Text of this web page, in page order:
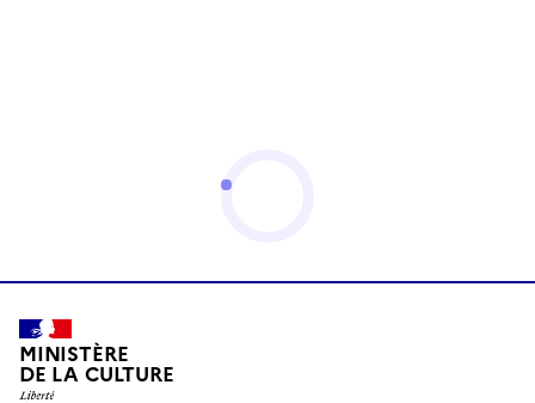
MINISTÈRE
DE LA CULTURE